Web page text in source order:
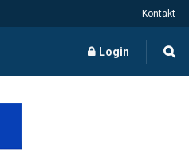
Kontakt
Login